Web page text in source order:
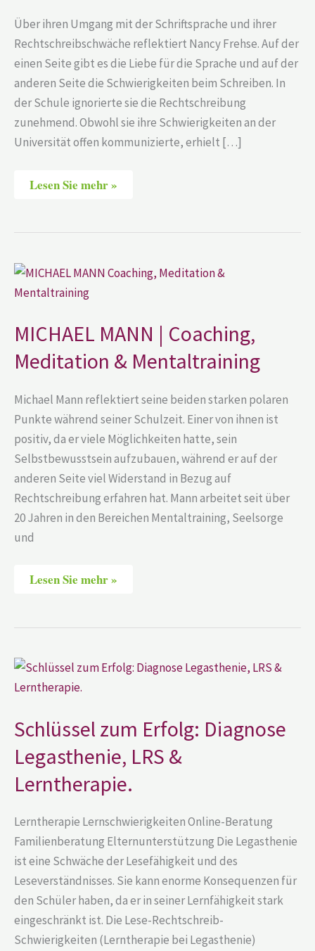
Über ihren Umgang mit der Schriftsprache und ihrer
Rechtschreibschwäche reflektiert Nancy Frehse. Auf der
einen Seite gibt es die Liebe für die Sprache und auf der
anderen Seite die Schwierigkeiten beim Schreiben. In
der Schule ignorierte sie die Rechtschreibung
zunehmend. Obwohl sie ihre Schwierigkeiten an der
Universität offen kommunizierte, erhielt […]
Lesen Sie mehr »
MICHAEL MANN | Coaching,
Meditation & Mentaltraining
Michael Mann reflektiert seine beiden starken polaren
Punkte während seiner Schulzeit. Einer von ihnen ist
positiv, da er viele Möglichkeiten hatte, sein
Selbstbewusstsein aufzubauen, während er auf der
anderen Seite viel Widerstand in Bezug auf
Rechtschreibung erfahren hat. Mann arbeitet seit über
20 Jahren in den Bereichen Mentaltraining, Seelsorge
und
MICHAEL
MANN
|
&
Mentaltraining
Lesen Sie mehr »
Schlüssel zum Erfolg: Diagnose
Legasthenie, LRS &
Lerntherapie.
Lerntherapie Lernschwierigkeiten Online-Beratung
Familienberatung Elternunterstützung Die Legasthenie
ist eine Schwäche der Lesefähigkeit und des
Leseverständnisses. Sie kann enorme Konsequenzen für
den Schüler haben, da er in seiner Lernfähigkeit stark
eingeschränkt ist. Die Lese-Rechtschreib-
Schwierigkeiten (Lerntherapie bei Legasthenie)
Schlüssel
zum
Erfolg:
Diagnose
LRS
&
Lerntherapie.